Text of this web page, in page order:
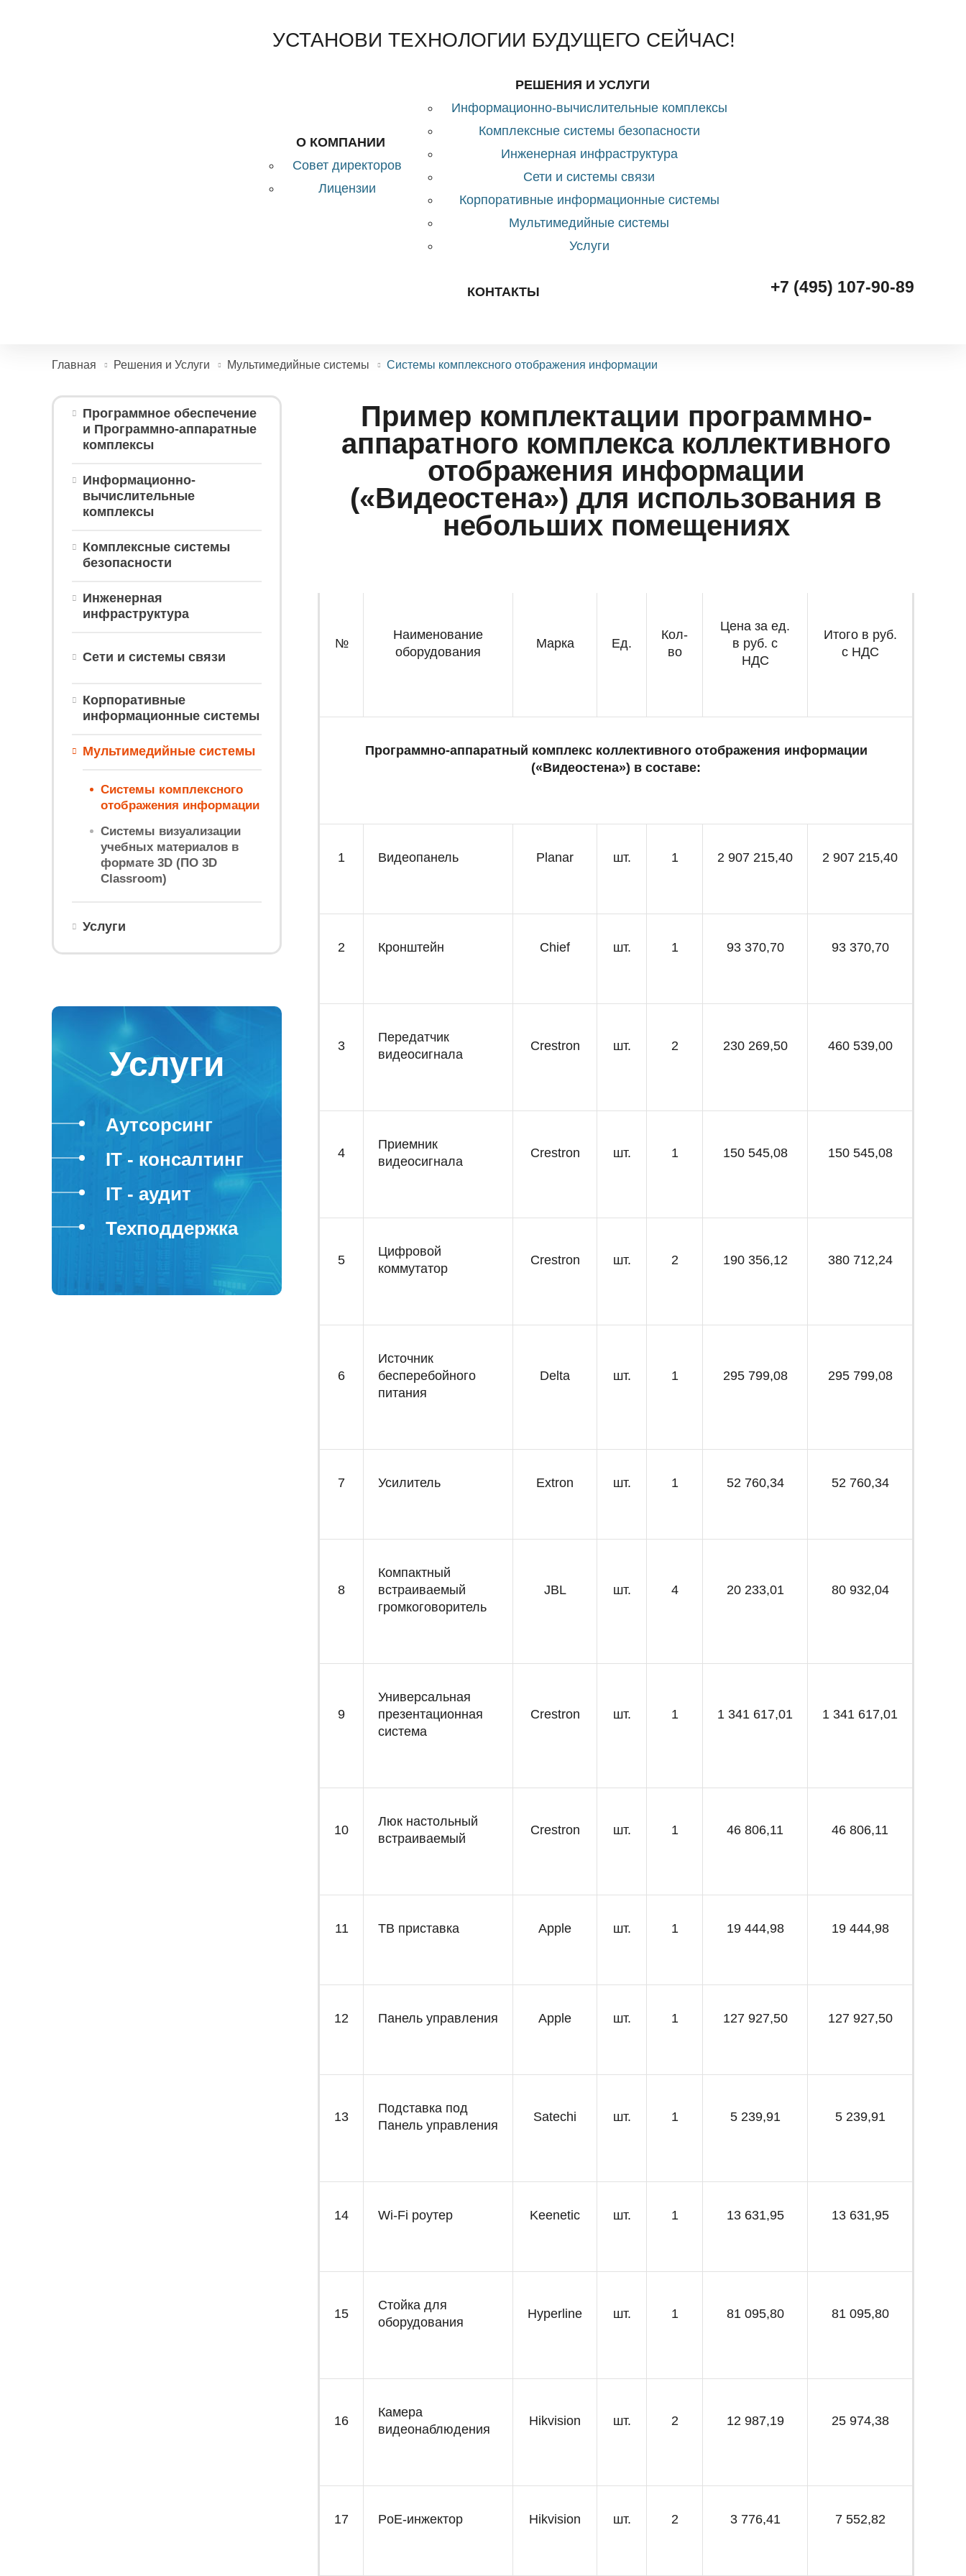
УСТАНОВИ ТЕХНОЛОГИИ БУДУЩЕГО СЕЙЧАС!
О КОМПАНИИ
Совет директоров
Лицензии
РЕШЕНИЯ И УСЛУГИ
Информационно-вычислительные комплексы
Комплексные системы безопасности
Инженерная инфраструктура
Сети и системы связи
Корпоративные информационные системы
Мультимедийные системы
Услуги
КОНТАКТЫ +7 (495) 107-90-89
Главная Решения и Услуги Мультимедийные системы Системы комплексного отображения информации
Пример комплектации программно-
аппаратного комплекса коллективного
отображения информации
(«Видеостена») для использования в
небольших помещениях
№
Наименование
оборудования
Марка Ед.
Кол-
во
Цена за ед.
в руб. с
НДС
Итого в руб.
с НДС
Программно-аппаратный комплекс коллективного отображения информации
(«Видеостена») в составе:
1 Видеопанель Planar шт. 1 2 907 215,40 2 907 215,40
2 Кронштейн Chief шт. 1 93 370,70 93 370,70
3
Передатчик
видеосигнала
Crestron шт. 2 230 269,50 460 539,00
4
Приемник
видеосигнала
Crestron шт. 1 150 545,08 150 545,08
5
Цифровой
коммутатор
Crestron шт. 2 190 356,12 380 712,24
6
Источник
бесперебойного
питания
Delta шт. 1 295 799,08 295 799,08
7 Усилитель Extron шт. 1 52 760,34 52 760,34
8
Компактный
встраиваемый
громкоговоритель
JBL шт. 4 20 233,01 80 932,04
9
Универсальная
презентационная
система
Crestron шт. 1 1 341 617,01 1 341 617,01
10
Люк настольный
встраиваемый
Crestron шт. 1 46 806,11 46 806,11
11 ТВ приставка Apple шт. 1 19 444,98 19 444,98
12 Панель управления Apple шт. 1 127 927,50 127 927,50
13
Подставка под
Панель управления
Satechi шт. 1 5 239,91 5 239,91
14 Wi-Fi роутер Keenetic шт. 1 13 631,95 13 631,95
15
Стойка для
оборудования
Hyperline шт. 1 81 095,80 81 095,80
16
Камера
видеонаблюдения
Hikvision шт. 2 12 987,19 25 974,38
17 PoE-инжектор Hikvision шт. 2 3 776,41 7 552,82
Программное обеспечение
и Программно-аппаратные
комплексы
Информационно-
вычислительные
комплексы
Комплексные системы
безопасности
Инженерная
инфраструктура
Сети и системы связи
Корпоративные
информационные системы
Мультимедийные системы
Системы комплексного
отображения информации
Системы визуализации
учебных материалов в
формате 3D (ПО 3D
Classroom)
Услуги
Услуги
Аутсорсинг
IT - консалтинг
IT - аудит
Техподдержка